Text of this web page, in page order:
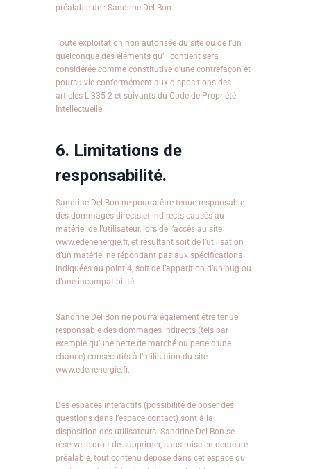
préalable de : Sandrine Del Bon.
Toute exploitation non autorisée du site ou de l’un
quelconque des éléments qu’il contient sera
considérée comme constitutive d’une contrefaçon et
poursuivie conformément aux dispositions des
articles L.335-2 et suivants du Code de Propriété
Intellectuelle.
6. Limitations de
responsabilité.
Sandrine Del Bon ne pourra être tenue responsable
des dommages directs et indirects causés au
matériel de l’utilisateur, lors de l’accès au site
www.edenenergie.fr, et résultant soit de l’utilisation
d’un matériel ne répondant pas aux spécifications
indiquées au point 4, soit de l’apparition d’un bug ou
d’une incompatibilité.
Sandrine Del Bon ne pourra également être tenue
responsable des dommages indirects (tels par
exemple qu’une perte de marché ou perte d’une
chance) consécutifs à l’utilisation du site
www.edenenergie.fr.
Des espaces interactifs (possibilité de poser des
questions dans l’espace contact) sont à la
disposition des utilisateurs. Sandrine Del Bon se
réserve le droit de supprimer, sans mise en demeure
préalable, tout contenu déposé dans cet espace qui